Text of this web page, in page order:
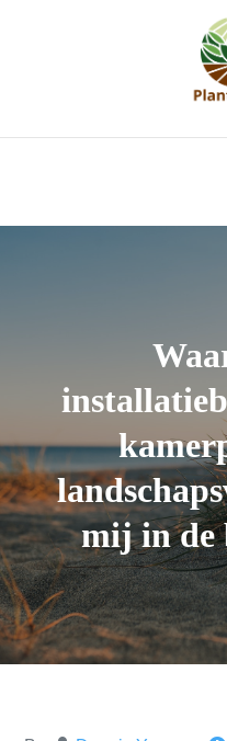
plantenwiki.nl
mij in de